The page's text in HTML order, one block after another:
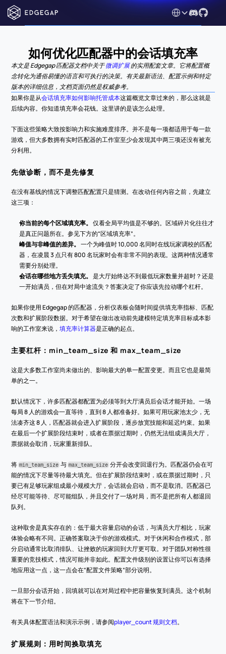
Select Language
如何优化匹配器中的会话填充率
本文是 Edgegap 匹配器文档中关于 微调扩展 的实用配套文章。它将配置概
念转化为通俗易懂的语言和可执行的决策。有关最新语法、配置示例和特定
版本的详细信息，文档页面仍然是权威参考。
如果你是从会话填充率如何影响托管成本这篇概览文章过来的，那么这就是
后续内容。你知道填充率会花钱。这里讲的是该怎么处理。
下面这些策略大致按影响力和实施难度排序。并不是每一项都适用于每一款
游戏，但大多数拥有实时匹配器的工作室至少会发现其中两三项还没有被充
分利用。
先做诊断，而不是先修复
在没有基线的情况下调整匹配配置只是猜测。在改动任何内容之前，先建立
这三项：
你当前的每个区域填充率。 仅看全局平均值是不够的。区域碎片化往往才
是真正问题所在。参见下方的“区域填充率”。
峰值与非峰值的差异。 一个为峰值时 10,000 名同时在线玩家调校的匹配
器，在凌晨 3 点只有 800 名玩家时会有非常不同的表现。这两种情况通常
需要分别处理。
会话在哪些地方丢失填充。 是大厅始终达不到最低玩家数量并超时？还是
一开始满员，但在对局中途流失？答案决定了你应该先拉动哪个杠杆。
如果你使用 Edgegap 的匹配器，分析仪表板会随时间提供填充率指标、匹配
次数和扩展阶段数据。对于希望在做出改动前先建模特定填充率目标成本影
响的工作室来说，填充率计算器是正确的起点。
主要杠杆：min_team_size 和 max_team_size
这是大多数工作室尚未做出的、影响最大的单一配置变更。而且它也是最简
单的之一。
默认情况下，许多匹配器都配置为必须等到大厅满员后会话才能开始。一场
每局 8 人的游戏会一直等待，直到 8 人都准备好。如果可用玩家池太少，无
法凑齐这 8 人，匹配器就会进入扩展阶段，逐步放宽技能和延迟约束。如果
在最后一个扩展阶段结束时，或者在票据过期时，仍然无法组成满员大厅，
票据就会取消，玩家重新排队。
将 min_team_size 与 max_team_size 分开会改变回退行为。匹配器仍会在可
能的情况下尽量等待最大填充。但在扩展阶段结束时，或在票据过期时，只
要已有足够玩家组成最小规模大厅，会话就会启动，而不是取消。匹配器已
经尽可能等待、尽可能组队，并且交付了一场对局，而不是把所有人都退回
队列。
这种取舍是真实存在的：低于最大容量启动的会话，与满员大厅相比，玩家
体验会略有不同。正确答案取决于你的游戏模式。对于休闲和合作模式，部
分启动通常比取消排队、让挫败的玩家回到大厅更可取。对于团队对称性很
重要的竞技模式，情况可能并非如此。配置文件级别的设置让你可以有选择
地应用这一点，这一点会在“配置文件策略”部分说明。
一旦部分会话开始，回填就可以在对局过程中把容量恢复到满员。这个机制
将在下一节介绍。
有关具体配置语法和演示示例，请参阅player_count 规则文档。
扩展规则：用时间换取填充